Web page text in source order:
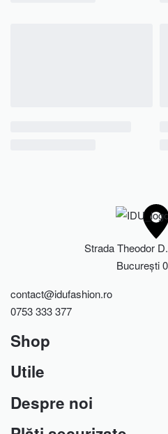
Strada Theodor
București
contact@idufashion.ro
0753 333 377
Shop
Rochii
Bluze
Utile
Întrebări frecvente
Despre noi